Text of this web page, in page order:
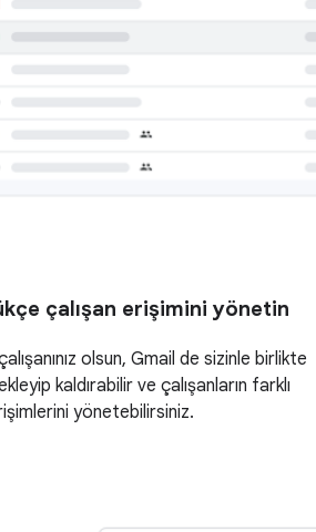
çalışan erişimini yönetin
olsun, Gmail de sizinle birlikte
kaldırabilir ve çalışanların farklı
yönetebilirsiniz.